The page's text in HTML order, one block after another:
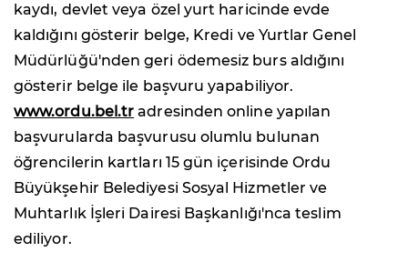
kaydı, devlet veya özel yurt haricinde evde
kaldığını gösterir belge, Kredi ve Yurtlar Genel
Müdürlüğü'nden geri ödemesiz burs aldığını
gösterir belge ile başvuru yapabiliyor.
www.ordu.bel.tr adresinden online yapılan
başvurularda başvurusu olumlu bulunan
öğrencilerin kartları 15 gün içerisinde Ordu
Büyükşehir Belediyesi Sosyal Hizmetler ve
Muhtarlık İşleri Dairesi Başkanlığı'nca teslim
ediliyor.